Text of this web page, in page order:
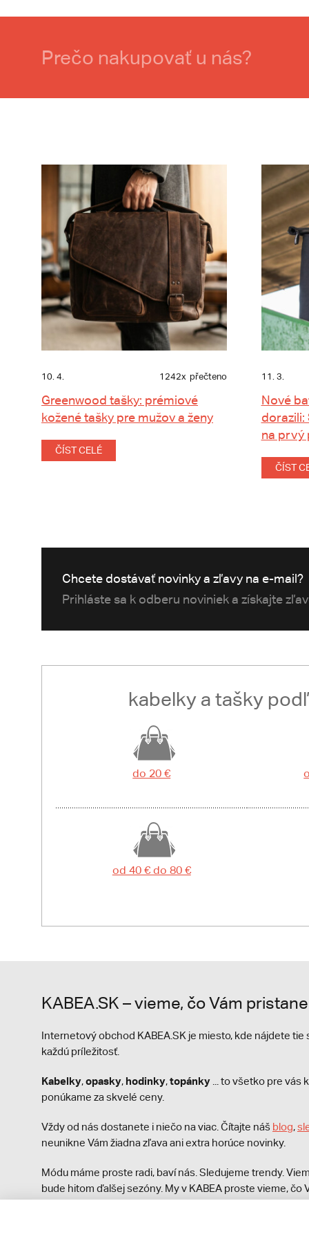
Prečo nakupovať u nás?
10. 4. 1242x přečteno
Greenwood tašky: prémiové
kožené tašky pre mužov a ženy
ČÍST CELÉ
11. 3.
Nové
dorazili:
na prvý
ČÍST
Chcete dostávať novinky a zľavy na e-mail?
Prihláste sa k odberu noviniek a získajte
kabelky a tašky
do 20 €
od 40 € do 80 €
KABEA.SK – vieme, čo Vám pristane
Internetový obchod KABEA.SK je miesto, kde nájdete
každú príležitosť.
Kabelky,opasky, hodinky,topánky ... to všetko pre vás
ponúkame za skvelé ceny.
Vždy od nás dostanete i niečo na viac. Čítajte náš blog,
neunikne Vám žiadna zľava ani extra horúce novinky.
Módu máme proste radi, baví nás. Sledujeme trendy.
bude hitom ďalšej sezóny. My v KABEA proste vieme, čo